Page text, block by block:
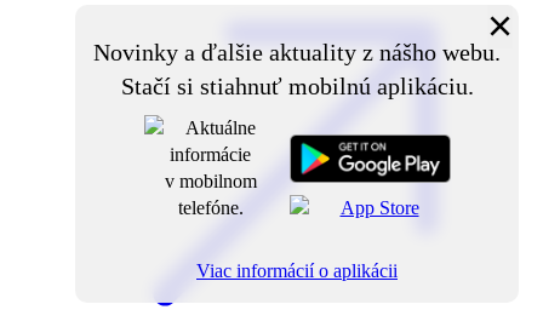
Novinky a ďalšie aktuality z nášho webu.
Stačí si stiahnuť mobilnú aplikáciu.
×
Viac informácií o aplikácii